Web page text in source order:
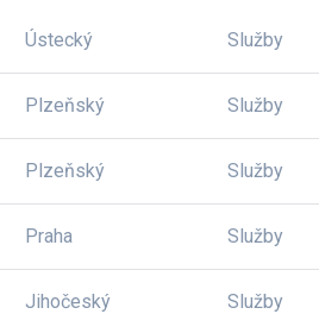
Ústecký Služby
Plzeňský Služby
Plzeňský Služby
Praha Služby
Jihočeský Služby